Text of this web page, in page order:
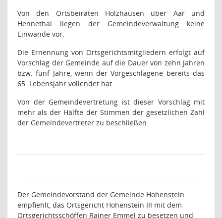
Von den Ortsbeiräten Holzhausen über Aar und
Hennethal liegen der Gemeindeverwaltung keine
Einwände vor.
Die Ernennung von Ortsgerichtsmitgliedern erfolgt auf
Vorschlag der Gemeinde auf die Dauer von zehn Jahren
bzw. fünf Jahre, wenn der Vorgeschlagene bereits das
65. Lebensjahr vollendet hat.
Von der Gemeindevertretung ist dieser Vorschlag mit
mehr als der Hälfte der Stimmen der gesetzlichen Zahl
der Gemeindevertreter zu beschließen.
Der Gemeindevorstand der Gemeinde Hohenstein
empfiehlt, das Ortsgericht Hohenstein III mit dem
Ortsgerichtsschöffen Rainer Emmel zu besetzen und